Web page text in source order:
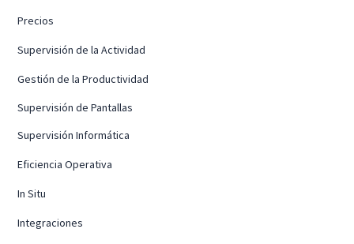
Precios
Supervisión de la Actividad
Gestión de la Productividad
Supervisión de Pantallas
Supervisión Informática
Eficiencia Operativa
In Situ
Integraciones